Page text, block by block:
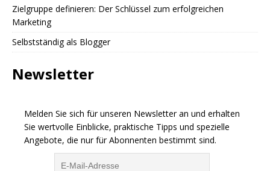
Zielgruppe definieren: Der Schlüssel zum erfolgreichen
Marketing
Selbstständig als Blogger
Newsletter
Melden Sie sich für unseren Newsletter an und erhalten
Sie wertvolle Einblicke, praktische Tipps und spezielle
Angebote, die nur für Abonnenten bestimmt sind.